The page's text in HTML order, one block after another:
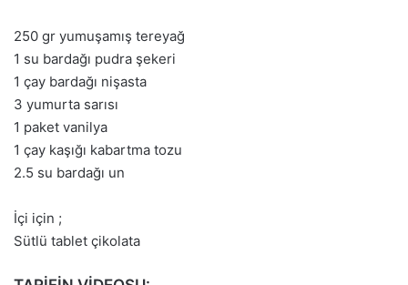
250 gr yumuşamış tereyağ
1 su bardağı pudra şekeri
1 çay bardağı nişasta
3 yumurta sarısı
1 paket vanilya
1 çay kaşığı kabartma tozu
2.5 su bardağı un
İçi için ;
Sütlü tablet çikolata